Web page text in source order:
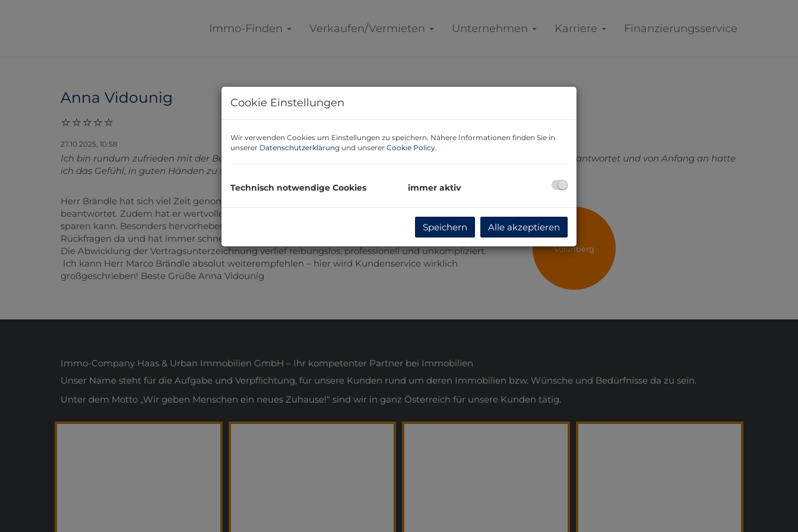
Immo-Finden Verkaufen/Vermieten Unternehmen Karriere Finanzierungsservice
Anna Vidounig
27.10.2025, 10:58
Ich bin rundum zufrieden mit der Betreuung durch Herrn Marco Brändle. Die Anfrage wurde unglaublich schnell beantwortet und von Anfang an hatte
ich das Gefühl, in guten Händen zu sein.
Herr Brändle hat sich viel Zeit genommen und alle meine Fragen ausführlich und verständlich
beantwortet. Zudem hat er wertvolle Tipps gegeben, wie ich bei den Nebenkosten noch etwas Geld
sparen kann. Besonders hervorheben möchte ich auch die tolle Erreichbarkeit – er war jederzeit für
Rückfragen da und hat immer schnell reagiert.
Die Abwicklung der Vertragsunterzeichnung verlief reibungslos, professionell und unkompliziert.
Ich kann Herr Marco Brändle absolut weiterempfehlen – hier wird Kundenservice wirklich
großgeschrieben! Beste Grüße Anna Vidounig
Vorarlberg
Immo-Company Haas & Urban Immobilien GmbH – Ihr kompetenter Partner bei Immobilien
Unser Name steht für die Aufgabe und Verpflichtung, für unsere Kunden rund um deren Immobilien bzw. Wünsche und Bedürfnisse da zu sein.
Unter dem Motto „Wir geben Menschen ein neues Zuhause!“ sind wir in ganz Österreich für unsere Kunden tätig.
Cookie Einstellungen
Wir verwenden Cookies um Einstellungen zu speichern. Nähere Informationen finden Sie in
unserer Datenschutzerklärung und unserer Cookie Policy.
Technisch notwendige Cookies immer aktiv
Speichern Alle akzeptieren